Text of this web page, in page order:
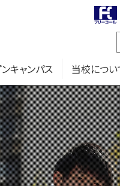
キャンパス 当校につい